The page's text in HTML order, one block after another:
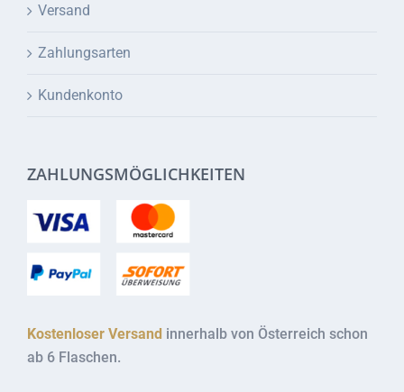
Versand
Zahlungsarten
Kundenkonto
ZAHLUNGSMÖGLICHKEITEN
Kostenloser Versand innerhalb von Österreich schon
ab 6 Flaschen.